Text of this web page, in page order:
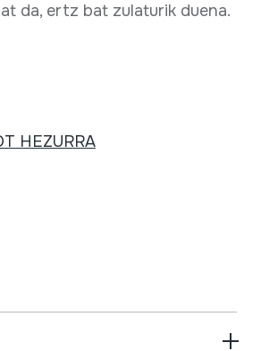
da, ertz bat zulaturik duena.
HEZURRA